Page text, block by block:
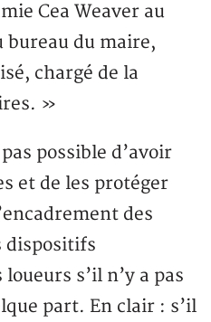
Cea Weaver au
bureau du maire,
chargé de la
»
possible d’avoir
et de les protéger
des
dispositifs
s’il n’y a pas
part. En clair : s’il